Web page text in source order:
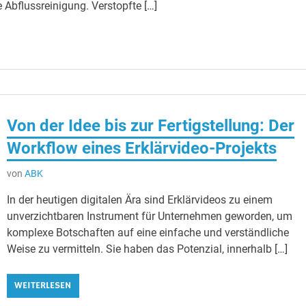
Verstopfte […]
Von der Idee bis zur Fertigstellung: Der
Workflow eines Erklärvideo-Projekts
vonABK
In der heutigen digitalen Ära sind Erklärvideos zu einem
unverzichtbaren Instrument für Unternehmen geworden, um
komplexe Botschaften auf eine einfache und verständliche
Weise zu vermitteln. Sie haben das Potenzial, innerhalb […]
WEITERLESEN